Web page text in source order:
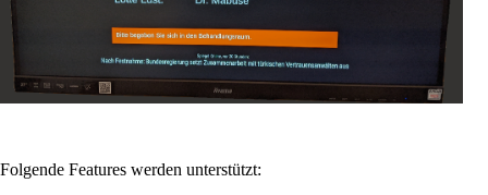
Folgende Features werden unterstützt: